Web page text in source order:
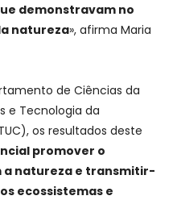
demonstravam no
natureza», afirma Maria
de Ciências da
e Tecnologia da
os resultados deste
promover o
a natureza e transmitir-
ecossistemas e